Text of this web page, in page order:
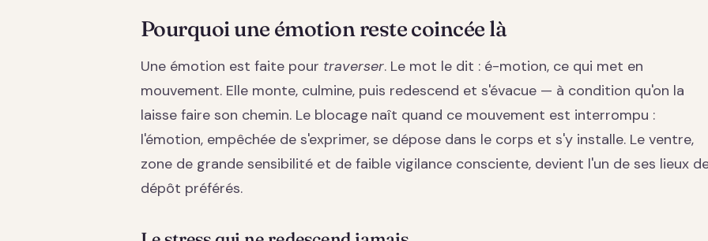
Pourquoi une émotion reste coincée là
Une émotion est faite pour traverser. Le mot le dit : é-motion, ce qui met en
mouvement. Elle monte, culmine, puis redescend et s'évacue — à condition qu'on la
laisse faire son chemin. Le blocage naît quand ce mouvement est interrompu :
l'émotion, empêchée de s'exprimer, se dépose dans le corps et s'y installe. Le ventre,
zone de grande sensibilité et de faible vigilance consciente, devient l'un de ses lieux
dépôt préférés.